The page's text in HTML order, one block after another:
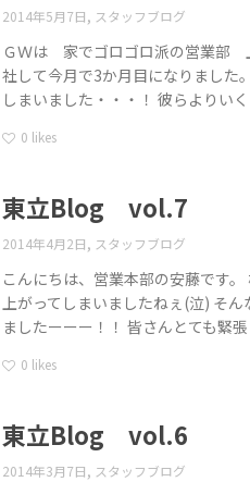
2014年5月7日, スタッフブログ
ＧＷは 家でゴロゴロ派の営業部
社して今月で3か月目になりました
しまいました・・・！ 彼らよりい
0 likes
東立Blog vol.7
2014年4月2日, スタッフブログ
こんにちは、営業本部の安藤です
上がってしまいましたねぇ(泣) そ
ましたーーー！！ 皆さんとても緊
0 likes
東立Blog vol.6
2014年3月7日, スタッフブログ